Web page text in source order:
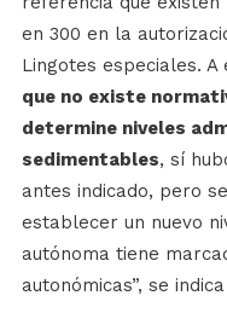
en 300 en la
Lingotes especiales.
que no existe
determine niveles
sedimentables, sí
antes indicado, pero
establecer un nuevo
autónoma tiene
autonómicas”, se